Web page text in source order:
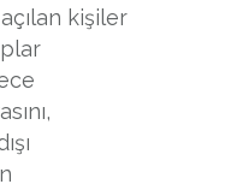
kişiler